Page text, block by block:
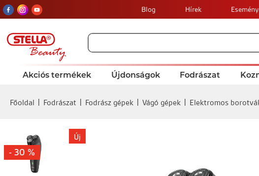
Blog Hírek
Akciós termékek Újdonságok Fodrászat
Főoldal Fodrászat Fodrász gépek Vágó gépek Elektromos
- 30 %
Új